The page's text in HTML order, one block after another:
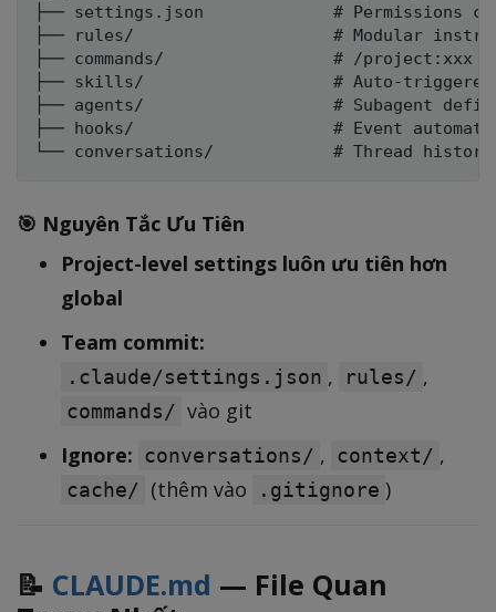
├── settings.json             # Permissions
├── rules/                    # Modular
├── commands/                 # /project:xxx
├── skills/                   # Auto-triggered
├── agents/                   # Subagent
├── hooks/                    # Event
🎯 Nguyên Tắc Ưu Tiên
Project-level settings luôn ưu tiên hơn
global
Team commit:
.claude/settings.json , rules/ ,
commands/ vào git
Ignore: conversations/ , context/ ,
cache/ (thêm vào .gitignore )
📝 CLAUDE.md — File Quan